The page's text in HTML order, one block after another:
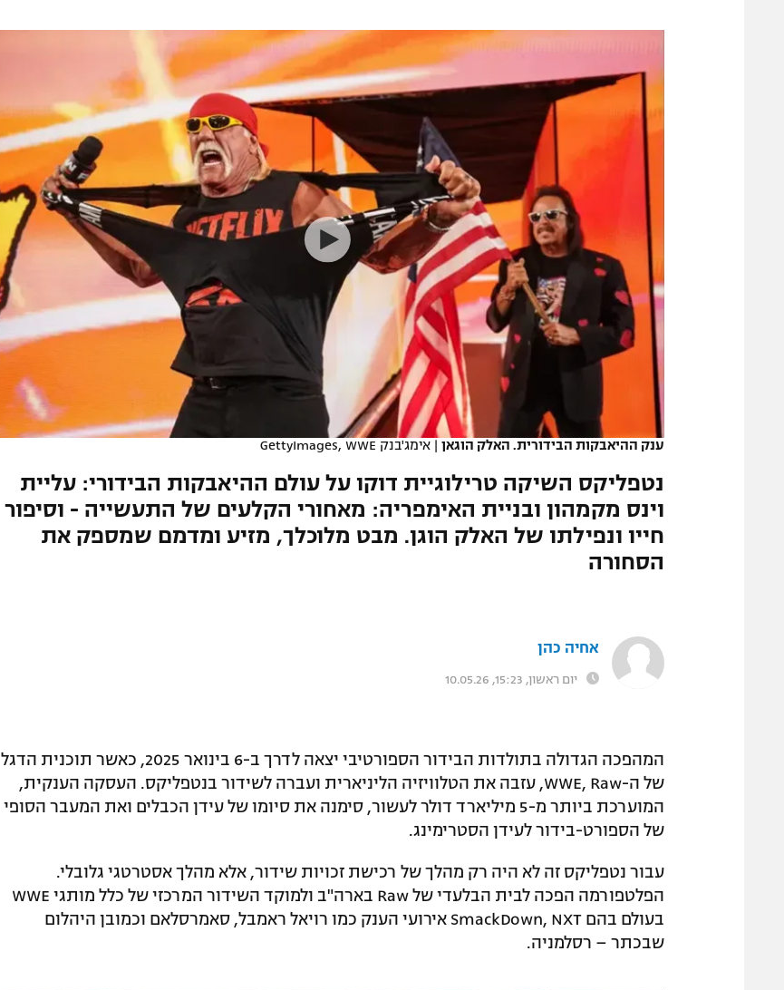
תקנון משתתפים וזוכים בפרסים
תקנון עבור פעילות אלקטרה
תקנון עבור פעילות ספורט 1 – "מרלן"
טניס
גיימינג E-Sports
תנאי שימוש
מדיניות פרטיות
תקנון פעילות ספורט 1
רשיון להקרנה פומבית לבית עסק
הצטרפות לחבילת הערוצים
לוח דרושים – ג'ובנט
המגזין
הפועל תל אביב
הפועל חיפה
הפועל באר שבע
בני יהודה
ליגה סינית
ליגה ברזילאית
ליגות נוספות
ענק ההיאבקות הבידורית. האלק הוגאן | אימג'בנק GettyImages, WWE
נטפליקס השיקה טרילוגיית דוקו על עולם ההיאבקות הבידורי: עליית
וינס מקמהון ובניית האימפריה: מאחורי הקלעים של התעשייה - וסיפור
חייו ונפילתו של האלק הוגן. מבט מלוכלך, מזיע ומדמם שמספק את
הסחורה
אחיה כהן
יום ראשון, 15:23, 10.05.26
המהפכה הגדולה בתולדות הבידור הספורטיבי יצאה לדרך ב-6 בינואר 2025, כאשר תוכנית הדגל
של ה-WWE, Raw, עזבה את הטלוויזיה הליניארית ועברה לשידור בנטפליקס. העסקה הענקית,
המוערכת ביותר מ-5 מיליארד דולר לעשור, סימנה את סיומו של עידן הכבלים ואת המעבר הסופי
של הספורט-בידור לעידן הסטרימינג.
עבור נטפליקס זה לא היה רק מהלך של רכישת זכויות שידור, אלא מהלך אסטרטגי גלובלי.
הפלטפורמה הפכה לבית הבלעדי של Raw בארה"ב ולמוקד השידור המרכזי של כלל מותגי WWE
בעולם בהם SmackDown, NXT אירועי הענק כמו רויאל ראמבל, סאמרסלאם וכמובן היהלום
שבכתר – רסלמניה.